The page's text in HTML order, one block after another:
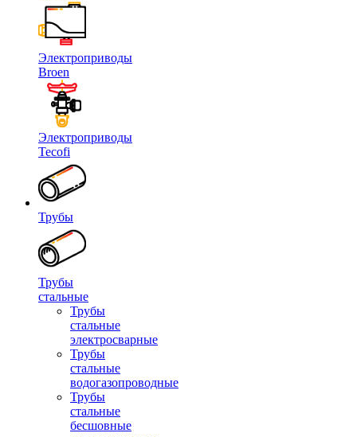
Электроприводы
Broen
Электроприводы
Tecofi
Трубы
Трубы
стальные
Трубы
стальные
электросварные
Трубы
стальные
водогазопроводные
Трубы
стальные
бесшовные